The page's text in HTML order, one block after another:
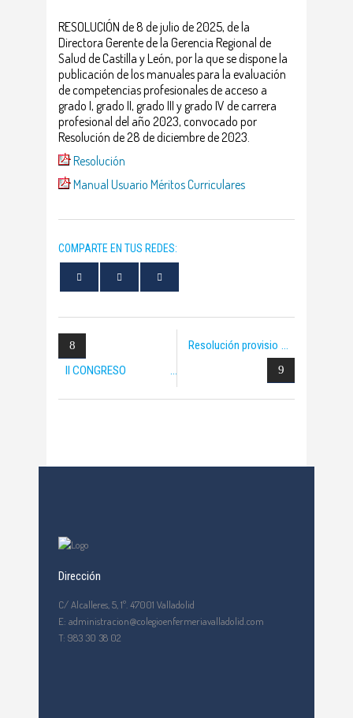
RESOLUCIÓN de 8 de julio de 2025, de la
Directora Gerente de la Gerencia Regional de
Salud de Castilla y León, por la que se dispone la
publicación de los manuales para la evaluación
de competencias profesionales de acceso a
grado I, grado II, grado III y grado IV de carrera
profesional del año 2023, convocado por
Resolución de 28 de diciembre de 2023.
Resolución
Manual Usuario Méritos Curriculares
COMPARTE EN TUS REDES:
II CONGRESO
Resolución provisio
Dirección
C/ Alcalleres, 5, 1º. 47001 Valladolid
E: administracion@colegioenfermeriavalladolid.com
T: 983 30 38 02